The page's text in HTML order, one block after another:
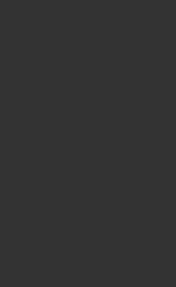
ANCHO CON CINTURÓN